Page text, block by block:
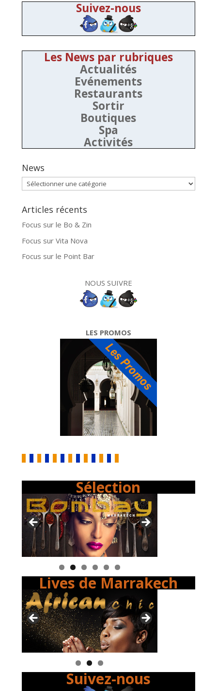
Suivez-nous
Les News par rubriques
Actualités
Evénements
Restaurants
Sortir
Boutiques
Spa
Activités
News
News
Articles récents
Focus sur le Bo & Zin
Focus sur Vita Nova
Focus sur le Point Bar
NOUS SUIVRE
LES PROMOS
Sélection
Lives de Marrakech
Suivez-nous